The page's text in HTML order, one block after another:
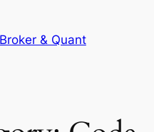
& Quant